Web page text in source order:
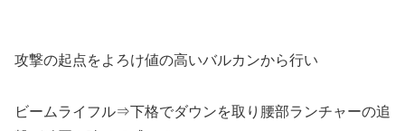
攻撃の起点をよろけ値の高いバルカンから行い
ビームライフル⇒下格でダウンを取り腰部ランチャーの追